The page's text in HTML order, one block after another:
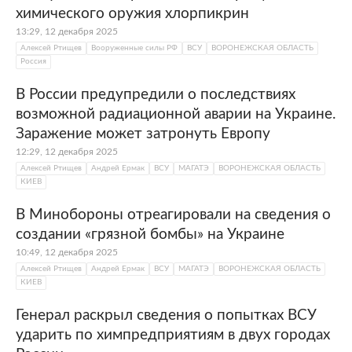
России, ставшее для Россоши
градообразующим.
химического оружия хлорпикрин
13:29, 12 декабря 2025
Алексей Ртищев Вооруженные силы РФ ВСУ
ВОРОНЕЖСКАЯ ОБЛАСТЬ
Россия
В России предупредили о последствиях
возможной радиационной аварии на Украине.
Заражение может затронуть Европу
12:29, 12 декабря 2025
Алексей Ртищев Андрей Ермак ВСУ МАГАТЭ
ВОРОНЕЖСКАЯ ОБЛАСТЬ
КИЕВ
В Минобороны отреагировали на сведения о
создании «грязной бомбы» на Украине
10:49, 12 декабря 2025
Алексей Ртищев Андрей Ермак ВСУ МАГАТЭ
ВОРОНЕЖСКАЯ ОБЛАСТЬ
КИЕВ
Генерал раскрыл сведения о попытках ВСУ
ударить по химпредприятиям в двух городах